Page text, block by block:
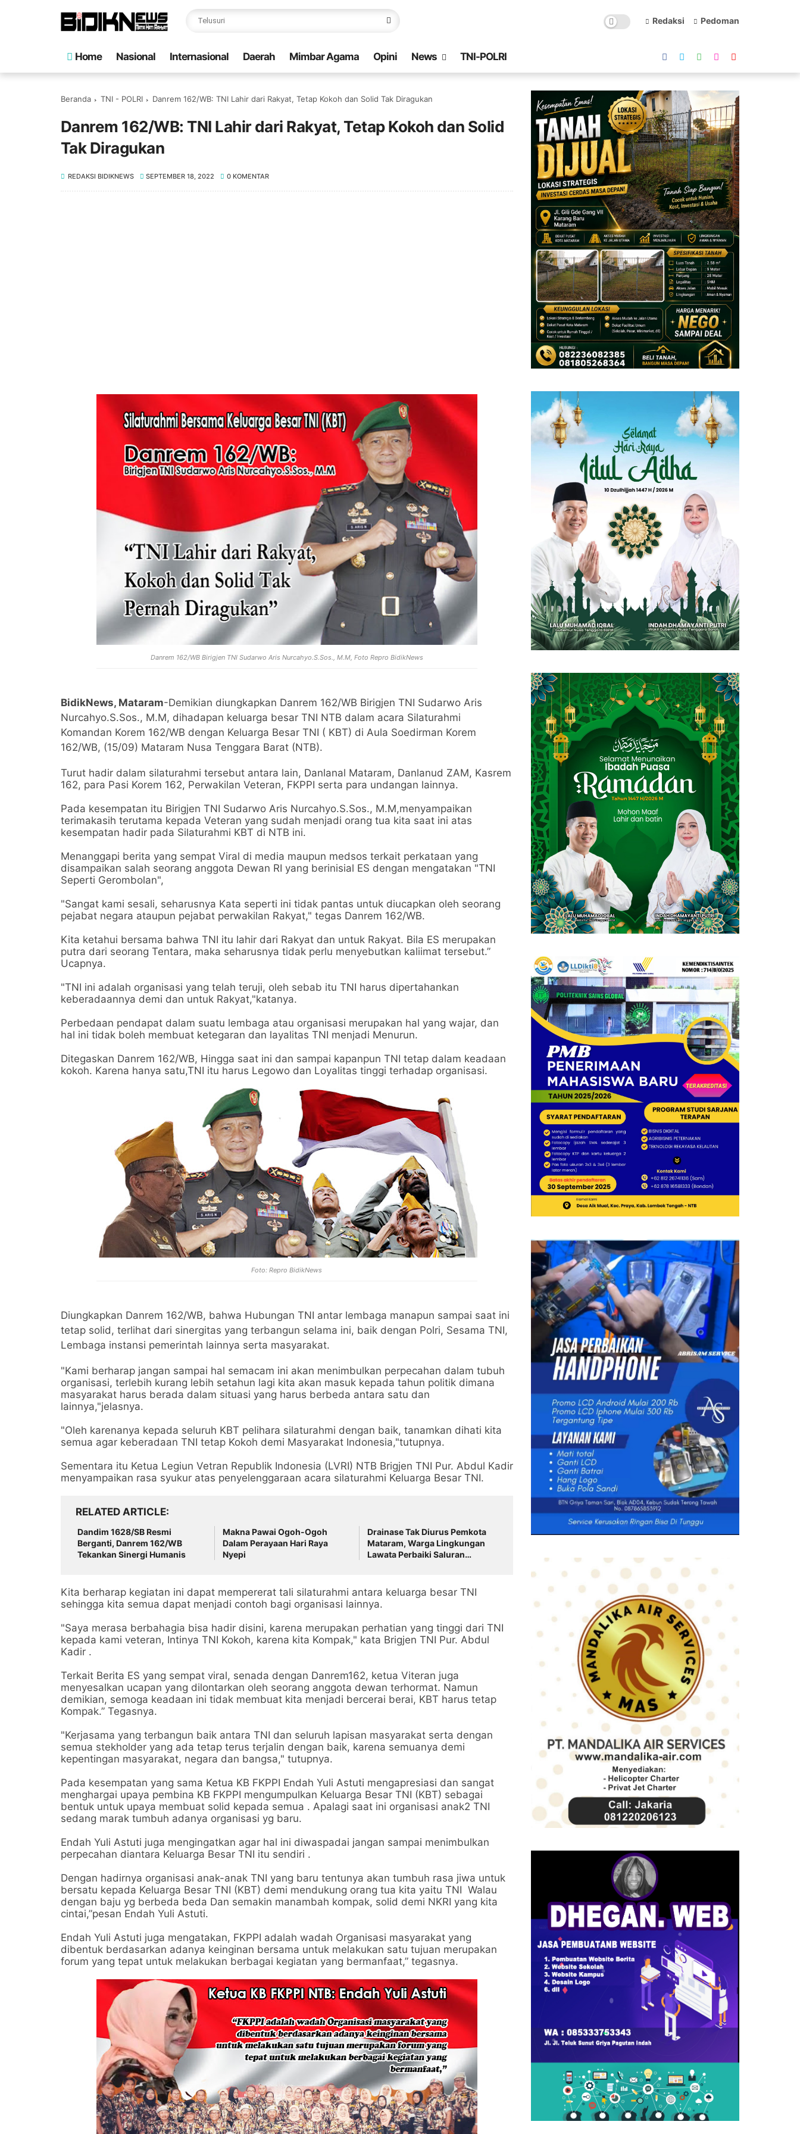
Redaksi Pedoman
Home Nasional Internasional Daerah Mimbar Agama Opini News TNI-POLRI
Beranda TNI - POLRI Danrem 162/WB: TNI Lahir dari Rakyat, Tetap Kokoh dan Solid Tak Diragukan
Danrem 162/WB: TNI Lahir dari Rakyat, Tetap Kokoh dan Solid
Tak Diragukan
REDAKSI BIDIKNEWS SEPTEMBER 18, 2022 0 KOMENTAR
Danrem 162/WB Birigjen TNI Sudarwo Aris Nurcahyo.S.Sos., M.M, Foto Repro BidikNews
BidikNews, Mataram-Demikian diungkapkan Danrem 162/WB Birigjen TNI Sudarwo Aris
Nurcahyo.S.Sos., M.M, dihadapan keluarga besar TNI NTB dalam acara Silaturahmi
Komandan Korem 162/WB dengan Keluarga Besar TNI ( KBT) di Aula Soedirman Korem
162/WB, (15/09) Mataram Nusa Tenggara Barat (NTB).
Turut hadir dalam silaturahmi tersebut antara lain, Danlanal Mataram, Danlanud ZAM, Kasrem
162, para Pasi Korem 162, Perwakilan Veteran, FKPPI serta para undangan lainnya.
Pada kesempatan itu Birigjen TNI Sudarwo Aris Nurcahyo.S.Sos., M.M,menyampaikan
terimakasih terutama kepada Veteran yang sudah menjadi orang tua kita saat ini atas
kesempatan hadir pada Silaturahmi KBT di NTB ini.
Menanggapi berita yang sempat Viral di media maupun medsos terkait perkataan yang
disampaikan salah seorang anggota Dewan RI yang berinisial ES dengan mengatakan "TNI
Seperti Gerombolan",
"Sangat kami sesali, seharusnya Kata seperti ini tidak pantas untuk diucapkan oleh seorang
pejabat negara ataupun pejabat perwakilan Rakyat," tegas Danrem 162/WB.
Kita ketahui bersama bahwa TNI itu lahir dari Rakyat dan untuk Rakyat. Bila ES merupakan
putra dari seorang Tentara, maka seharusnya tidak perlu menyebutkan kaliimat tersebut.”
Ucapnya.
"TNI ini adalah organisasi yang telah teruji, oleh sebab itu TNI harus dipertahankan
keberadaannya demi dan untuk Rakyat,"katanya.
Perbedaan pendapat dalam suatu lembaga atau organisasi merupakan hal yang wajar, dan
hal ini tidak boleh membuat ketegaran dan layalitas TNI menjadi Menurun.
Ditegaskan Danrem 162/WB, Hingga saat ini dan sampai kapanpun TNI tetap dalam keadaan
kokoh. Karena hanya satu,TNI itu harus Legowo dan Loyalitas tinggi terhadap organisasi.
Foto: Repro BidikNews
Diungkapkan Danrem 162/WB, bahwa Hubungan TNI antar lembaga manapun sampai saat ini
tetap solid, terlihat dari sinergitas yang terbangun selama ini, baik dengan Polri, Sesama TNI,
Lembaga instansi pemerintah lainnya serta masyarakat.
"Kami berharap jangan sampai hal semacam ini akan menimbulkan perpecahan dalam tubuh
organisasi, terlebih kurang lebih setahun lagi kita akan masuk kepada tahun politik dimana
masyarakat harus berada dalam situasi yang harus berbeda antara satu dan
lainnya,"jelasnya.
"Oleh karenanya kepada seluruh KBT pelihara silaturahmi dengan baik, tanamkan dihati kita
semua agar keberadaan TNI tetap Kokoh demi Masyarakat Indonesia,"tutupnya.
Sementara itu Ketua Legiun Vetran Republik Indonesia (LVRI) NTB Brigjen TNI Pur. Abdul Kadir
menyampaikan rasa syukur atas penyelenggaraan acara silaturahmi Keluarga Besar TNI.
RELATED ARTICLE
Dandim 1628/SB Resmi
Berganti, ​Danrem 162/WB
Tekankan Sinergi Humanis
Makna Pawai Ogoh-Ogoh
Dalam Perayaan Hari Raya
Nyepi
Drainase Tak Diurus Pemkota
Mataram, Warga Lingkungan
Lawata Perbaiki Saluran
Kita berharap kegiatan ini dapat mempererat tali silaturahmi antara keluarga besar TNI
sehingga kita semua dapat menjadi contoh bagi organisasi lainnya.
"Saya merasa berbahagia bisa hadir disini, karena merupakan perhatian yang tinggi dari TNI
kepada kami veteran, Intinya TNI Kokoh, karena kita Kompak," kata Brigjen TNI Pur. Abdul
Kadir .
Terkait Berita ES yang sempat viral, senada dengan Danrem162, ketua Viteran juga
menyesalkan ucapan yang dilontarkan oleh seorang anggota dewan terhormat. Namun
demikian, semoga keadaan ini tidak membuat kita menjadi bercerai berai, KBT harus tetap
Kompak.” Tegasnya.
"Kerjasama yang terbangun baik antara TNI dan seluruh lapisan masyarakat serta dengan
semua stekholder yang ada tetap terus terjalin dengan baik, karena semuanya demi
kepentingan masyarakat, negara dan bangsa," tutupnya.
Pada kesempatan yang sama Ketua KB FKPPI Endah Yuli Astuti mengapresiasi dan sangat
menghargai upaya pembina KB FKPPI mengumpulkan Keluarga Besar TNI (KBT) sebagai
bentuk untuk upaya membuat solid kepada semua . Apalagi saat ini organisasi anak2 TNI
sedang marak tumbuh adanya organisasi yg baru.
Endah Yuli Astuti juga mengingatkan agar hal ini diwaspadai jangan sampai menimbulkan
perpecahan diantara Keluarga Besar TNI itu sendiri .
Dengan hadirnya organisasi anak-anak TNI yang baru tentunya akan tumbuh rasa jiwa untuk
bersatu kepada Keluarga Besar TNI (KBT) demi mendukung orang tua kita yaitu TNI Walau
dengan baju yg berbeda beda Dan semakin manambah kompak, solid demi NKRI yang kita
cintai,”pesan Endah Yuli Astuti.
Endah Yuli Astuti juga mengatakan, FKPPI adalah wadah Organisasi masyarakat yang
dibentuk berdasarkan adanya keinginan bersama untuk melakukan satu tujuan merupakan
forum yang tepat untuk melakukan berbagai kegiatan yang bermanfaat,” tegasnya.